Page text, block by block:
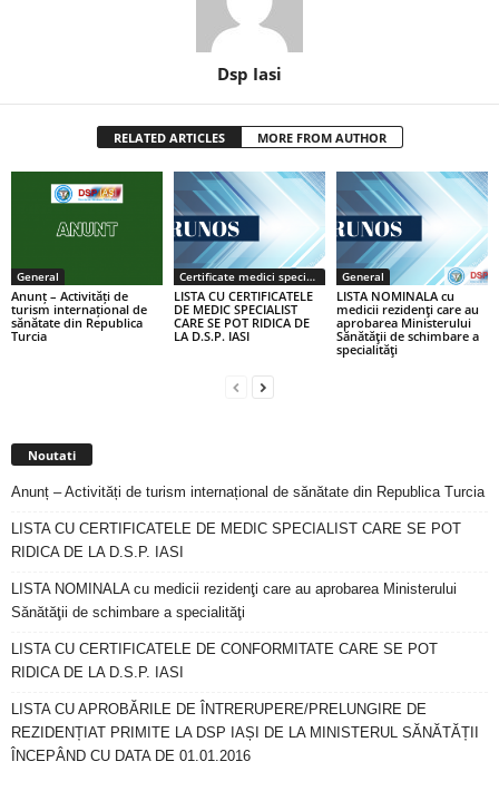
Dsp Iasi
RELATED ARTICLES MORE FROM AUTHOR
General
Anunț – Activități de
turism internațional de
sănătate din Republica
Turcia
Certificate medici specialiști / primari
LISTA CU CERTIFICATELE
DE MEDIC SPECIALIST
CARE SE POT RIDICA DE
LA D.S.P. IASI
General
LISTA NOMINALA cu
medicii rezidenţi care au
aprobarea Ministerului
Sănătăţii de schimbare a
specialităţi
Noutati
Anunț – Activități de turism internațional de sănătate din Republica Turcia
LISTA CU CERTIFICATELE DE MEDIC SPECIALIST CARE SE POT
RIDICA DE LA D.S.P. IASI
LISTA NOMINALA cu medicii rezidenţi care au aprobarea Ministerului
Sănătăţii de schimbare a specialităţi
LISTA CU CERTIFICATELE DE CONFORMITATE CARE SE POT
RIDICA DE LA D.S.P. IASI
LISTA CU APROBĂRILE DE ÎNTRERUPERE/PRELUNGIRE DE
REZIDENȚIAT PRIMITE LA DSP IAȘI DE LA MINISTERUL SĂNĂTĂȚII
ÎNCEPÂND CU DATA DE 01.01.2016